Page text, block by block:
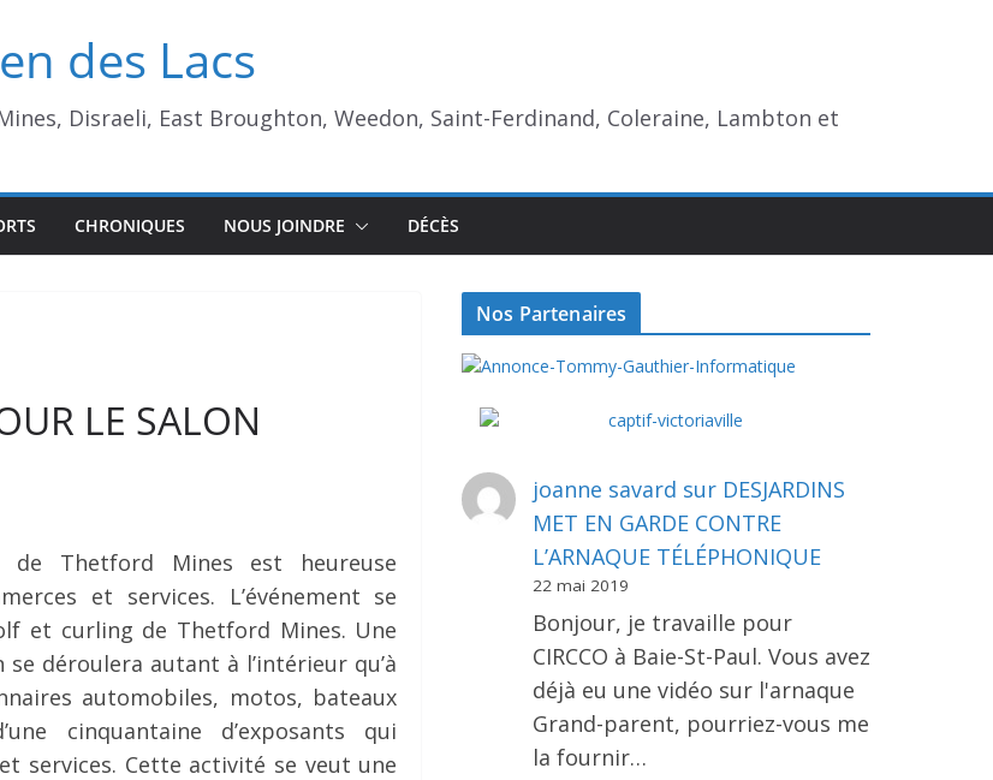
des Lacs
Disraeli, East Broughton, Weedon, Saint-Ferdinand, Coleraine, Lambton et
CHRONIQUES NOUS JOINDRE DÉCÈS
LE SALON
de Thetford Mines est heureuse
et services. L’événement se
et curling de Thetford Mines. Une
déroulera autant à l’intérieur qu’à
automobiles, motos, bateaux
cinquantaine d’exposants qui
services. Cette activité se veut une
Nos Partenaires
joanne savard sur DESJARDINS
MET EN GARDE CONTRE
L’ARNAQUE TÉLÉPHONIQUE
22 mai 2019
Bonjour, je travaille pour
CIRCCO à Baie-St-Paul. Vous avez
déjà eu une vidéo sur l'arnaque
Grand-parent, pourriez-vous me
la fournir…